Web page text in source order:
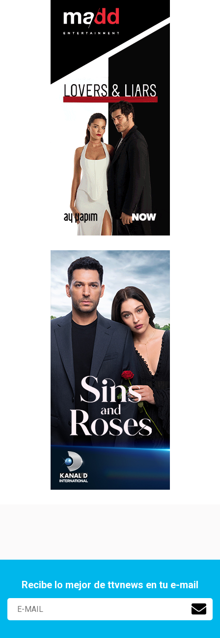
Recibe lo mejor de ttvnews en tu e-mail